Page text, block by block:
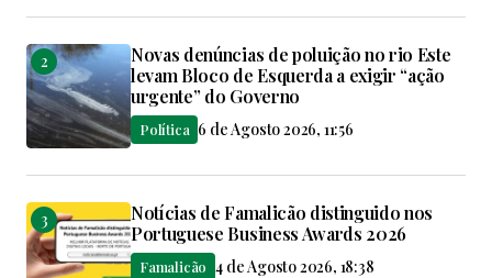
Novas denúncias de poluição no rio Este
levam Bloco de Esquerda a exigir “ação
urgente” do Governo
Política 6 de Agosto 2026, 11:56
Notícias de Famalicão distinguido nos
Portuguese Business Awards 2026
Famalicão 4 de Agosto 2026, 18:38